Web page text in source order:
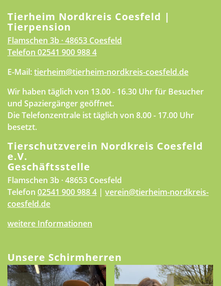
Tierheim Nordkreis Coesfeld |
Tierpension
Flamschen 3b · 48653 Coesfeld
Telefon 02541 900 988 4
E-Mail:tierheim@tierheim-nordkreis-coesfeld.de
Wir haben täglich von 13.00 - 16.30 Uhr für Besucher
und Spaziergänger geöffnet.
Die Telefonzentrale ist täglich von 8.00 - 17.00 Uhr
besetzt.
Tierschutzverein Nordkreis Coesfeld
e.V.
Geschäftsstelle
Flamschen 3b · 48653 Coesfeld
Telefon 02541 900 988 4 | verein@tierheim-nordkreis-
coesfeld.de
weitere Informationen
Unsere Schirmherren